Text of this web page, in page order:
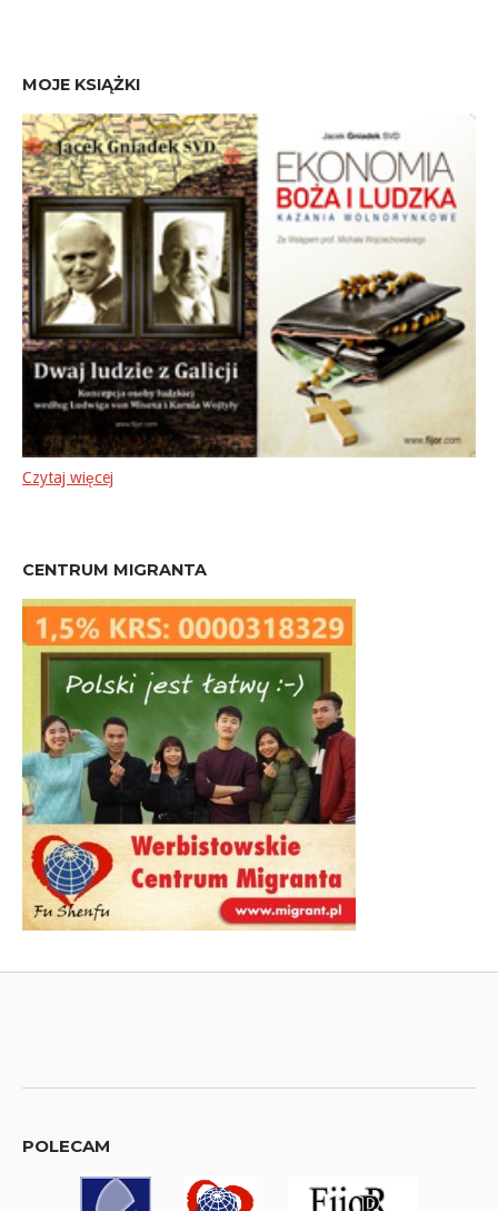
MOJE KSIĄŻKI
Czytaj więcej
CENTRUM MIGRANTA
POLECAM